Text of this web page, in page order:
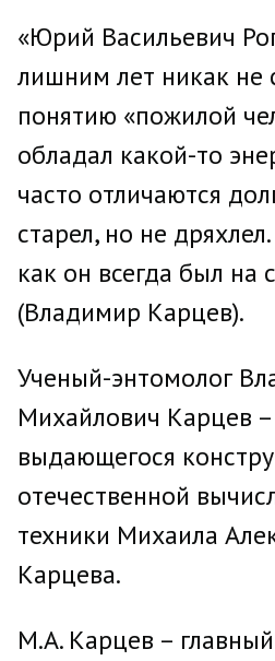
«Юрий Васильевич
лишним лет никак не
понятию «пожилой
обладал какой-то
часто отличаются
старел, но не
как он всегда был на
(Владимир Карцев).
Ученый-энтомолог
Михайлович Карцев
выдающегося
отечественной
техники Михаила
Карцева.
М.А. Карцев –